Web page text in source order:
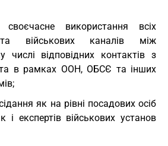
використання всіх
військових каналів між
відповідних контактів з
та в рамках ООН, ОБСЄ та інших
як на рівні посадових осіб
і експертів військових установ